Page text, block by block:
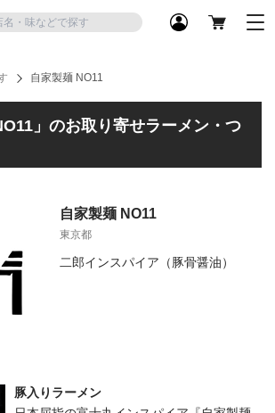
自家製麺 NO11
」のお取り寄せラーメン・つ
自家製麺 NO11
東京都
二郎インスパイア（豚骨醤油）
豚入りラーメン